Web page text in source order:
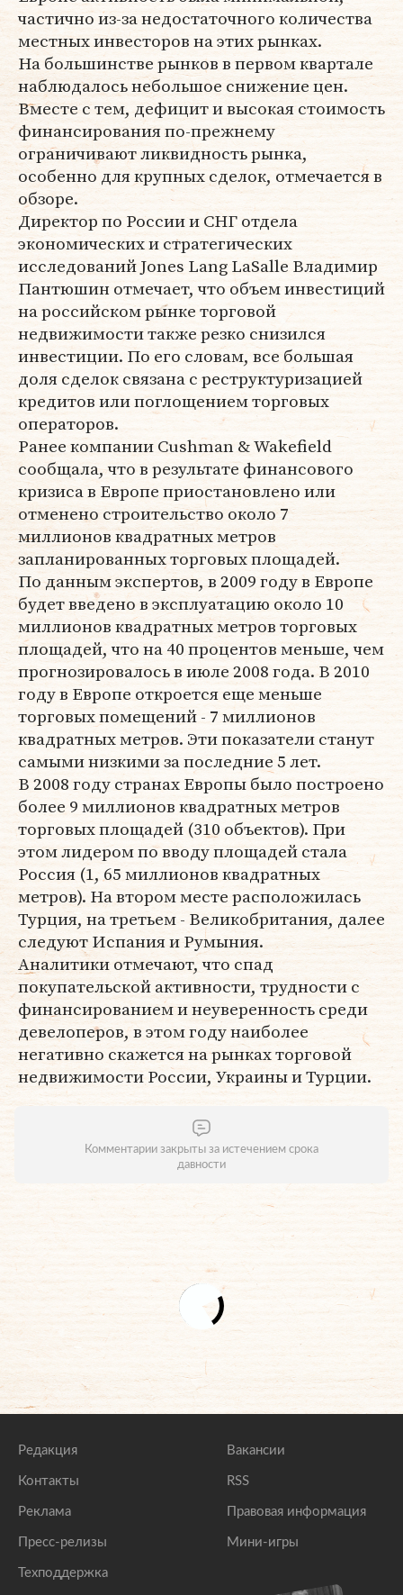
частично из-за недостаточного количества
местных инвесторов на этих рынках.
На большинстве рынков в первом квартале
наблюдалось небольшое снижение цен.
Вместе с тем, дефицит и высокая стоимость
финансирования по-прежнему
ограничивают ликвидность рынка,
особенно для крупных сделок, отмечается в
обзоре.
Директор по России и СНГ отдела
экономических и стратегических
исследований Jones Lang LaSalle Владимир
Пантюшин отмечает, что объем инвестиций
на российском рынке торговой
недвижимости также резко снизился
инвестиции. По его словам, все большая
доля сделок связана с реструктуризацией
кредитов или поглощением торговых
операторов.
Ранее компании Cushman & Wakefield
сообщала, что в результате финансового
кризиса в Европе приостановлено или
отменено строительство около 7
миллионов квадратных метров
запланированных торговых площадей.
По данным экспертов, в 2009 году в Европе
будет введено в эксплуатацию около 10
миллионов квадратных метров торговых
площадей, что на 40 процентов меньше, чем
прогнозировалось в июле 2008 года. В 2010
году в Европе откроется еще меньше
торговых помещений - 7 миллионов
квадратных метров. Эти показатели станут
самыми низкими за последние 5 лет.
В 2008 году странах Европы было построено
более 9 миллионов квадратных метров
торговых площадей (310 объектов). При
этом лидером по вводу площадей стала
Россия (1, 65 миллионов квадратных
метров). На втором месте расположилась
Турция, на третьем - Великобритания, далее
следуют Испания и Румыния.
Аналитики отмечают, что спад
покупательской активности, трудности с
финансированием и неуверенность среди
девелоперов, в этом году наиболее
негативно скажется на рынках торговой
недвижимости России, Украины и Турции.
Комментарии закрыты за истечением срока
давности
Редакция
Контакты
Реклама
Пресс-релизы
Техподдержка
Вакансии
RSS
Правовая информация
Мини-игры